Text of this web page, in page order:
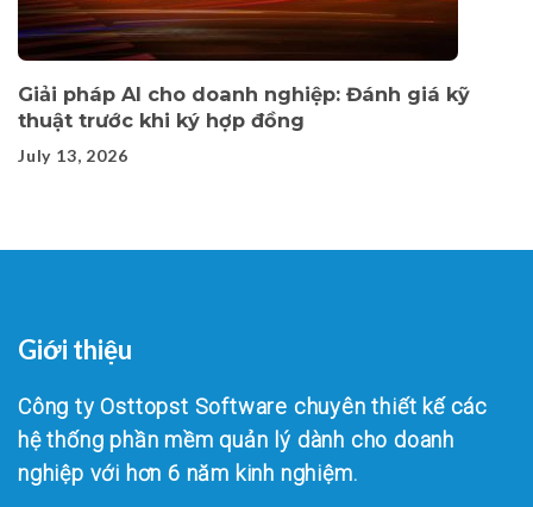
Giải pháp AI cho doanh nghiệp: Đánh giá kỹ
thuật trước khi ký hợp đồng
July 13, 2026
Giới thiệu
Công ty Osttopst Software chuyên thiết kế các
hệ thống phần mềm quản lý dành cho doanh
nghiệp với hơn 6 năm kinh nghiệm.